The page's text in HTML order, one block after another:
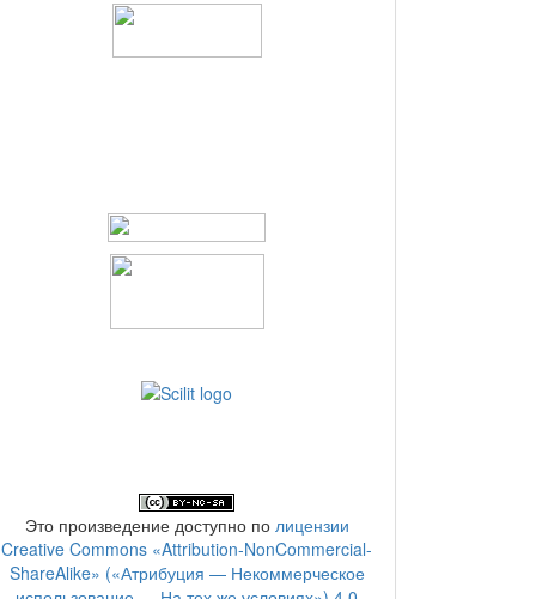
Это произведение доступно по лицензии
Creative Commons «Attribution-NonCommercial-
ShareAlike» («Атрибуция — Некоммерческое